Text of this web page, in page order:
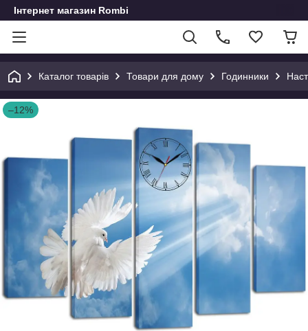
Інтернет магазин Rombi
Каталог товарів Товари для дому Годинники
–12%